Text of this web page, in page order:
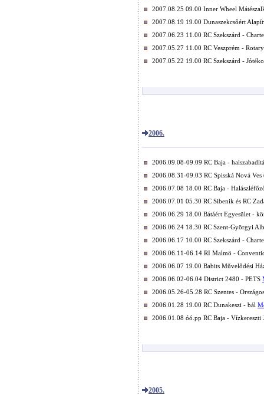
2007.08.25 09.00 Inner Wheel
2007.08.19 19.00 Dunaszekcsőért
2007.06.23 11.00 RC Szekszárd -
2007.05.27 11.00 RC Veszprém -
2007.05.22 19.00 RC Szekszárd -
2006.
2006.09.08-09.09 RC Baja -
2006.08.31-09.03 RC Spisská Nová
2006.07.08 18.00 RC Baja -
2006.07.01 05.30 RC Sibenik és RC
2006.06.29 18.00 Bátáért Egyesület -
2006.06.24 18.30 RC Szent-Györgyi
2006.06.17 10.00 RC Szekszárd -
2006.06.11-06.14 RI Malmö -
2006.06.07 19.00 Babits Művelődési
2006.06.02-06.04 District 2480 - PETS
2006.05.26-05.28 RC Szentes -
2006.01.28 19.00 RC Dunakeszi - bál
2006.01.08 óó.pp RC Baja -
2005.